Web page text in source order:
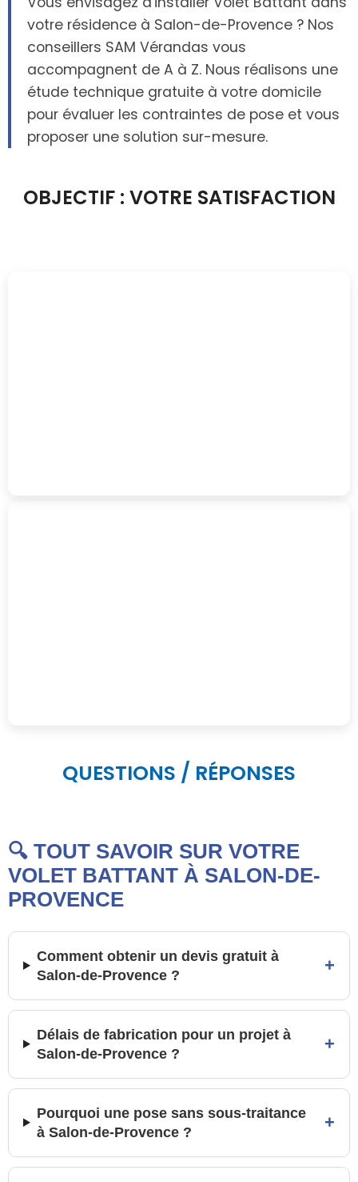
votre résidence à Salon-de-Provence ? Nos
conseillers SAM Vérandas vous
accompagnent de A à Z. Nous réalisons une
étude technique gratuite à votre domicile
pour évaluer les contraintes de pose et vous
proposer une solution sur-mesure.
OBJECTIF : VOTRE SATISFACTION
QUESTIONS / RÉPONSES
🔍 TOUT SAVOIR SUR VOTRE
VOLET BATTANT À SALON-DE-
PROVENCE
Comment obtenir un devis gratuit à
Salon-de-Provence ?
+
Délais de fabrication pour un projet à
Salon-de-Provence ?
+
Pourquoi une pose sans sous-traitance
à Salon-de-Provence ?
+